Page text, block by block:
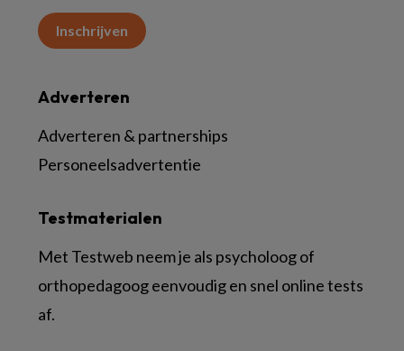
Inschrijven
Testmaterialen
Met Testweb neem je als psycholoog of
orthopedagoog eenvoudig en snel online tests
af.
Adverteren
Adverteren & partnerships
Personeelsadvertentie